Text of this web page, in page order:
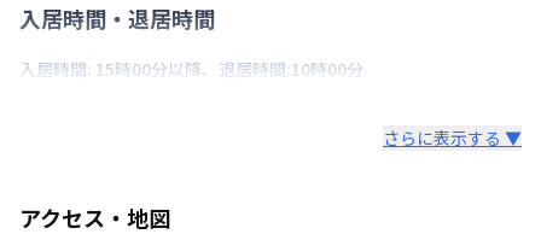
入居時間・退居時間
入居時間: 15時00分以降、退居時間:10時00分
さらに表示する ▼
アクセス・地図